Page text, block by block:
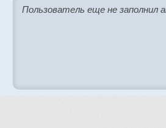
Пользователь еще не заполнил